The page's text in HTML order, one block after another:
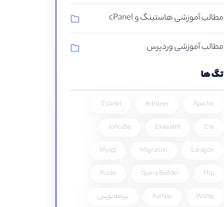
مطالب آموزشی هاستینگ و cPanel
مطالب آموزشی وردپرس
تگ ها
Apache
Artisteer
Cpanel
Css
Eloquent
Ioncube
Laragon
Migration
Mysql
Php
Query Builder
Route
Wamp
Xampp برنامه نویس